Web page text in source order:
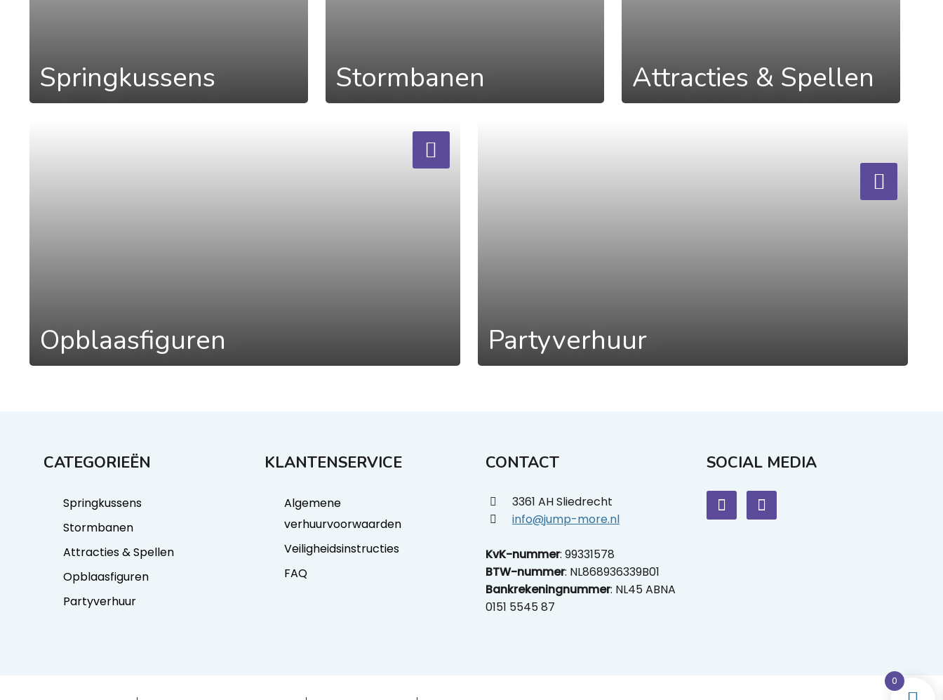
Springkussens Stormbanen Attracties & Spellen
Opblaasfiguren Partyverhuur
CATEGORIEËN
Springkussens
Stormbanen
Attracties & Spellen
Opblaasfiguren
Partyverhuur
KLANTENSERVICE
Algemene
verhuurvoorwaarden
Veiligheidsinstructies
FAQ
CONTACT
3361 AH Sliedrecht
info@jump-more.nl
KvK-nummer: 99331578
BTW-nummer: NL868936339B01
Bankrekeningnummer: NL45 ABNA
0151 5545 87
SOCIAL MEDIA
0